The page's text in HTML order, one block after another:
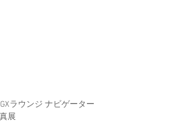
ラウンジ ナビゲーター
展